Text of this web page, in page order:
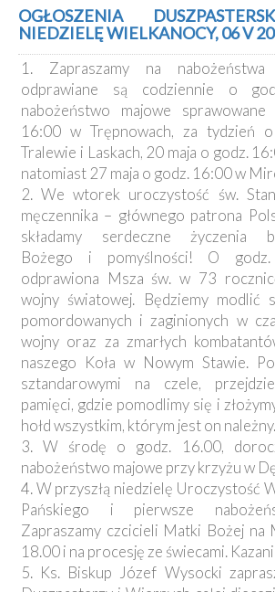
Kancelaria
Galeria
Dekanat
Nowy
Staw
Kolegiacka
Duszpasterze
Polecane
strony
Ochrona
Małoletnich
OGŁOSZENIA
NIEDZIELĘ WIELKANOCY, 06 V
1. Zapraszamy na
odprawiane są codziennie o
nabożeństwo majowe
16:00 w Trępnowach, za tydzień
Tralewie i Laskach, 20 maja o godz.
natomiast 27 maja o godz. 16:00 w
2. We wtorek uroczystość św.
męczennika – głównego patrona
składamy serdeczne życzenia
Bożego i pomyślności! O
odprawiona Msza św. w 73
wojny światowej. Będziemy modlić
pomordowanych i zaginionych w
wojny oraz za zmarłych
naszego Koła w Nowym Stawie.
sztandarowymi na czele,
pamięci, gdzie pomodlimy się i
hołd wszystkim, którym jest on należny.
3. W środę o godz. 16.00,
nabożeństwo majowe przy krzyżu w
4. W przyszłą niedzielę Uroczystość
Pańskiego i pierwsze
Zapraszamy czcicieli Matki Bożej na
18.00 i na procesję ze świecami.
5. Ks. Biskup Józef Wysocki